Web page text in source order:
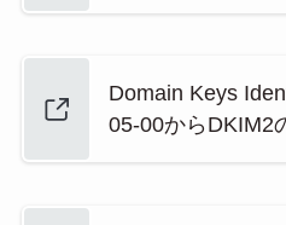
Domain Keys
05-00からDKIM2